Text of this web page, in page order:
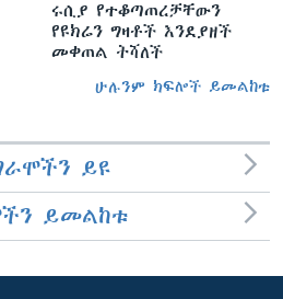
ሩሲያ የተቆጣጠረቻቸውን
የዩክሬን ግዛቶች እንደያዘች
መቀጠል ትሻለች
ሁሉንም ክፍሎች ይመልከቱ
ይዩ
ይመልከቱ